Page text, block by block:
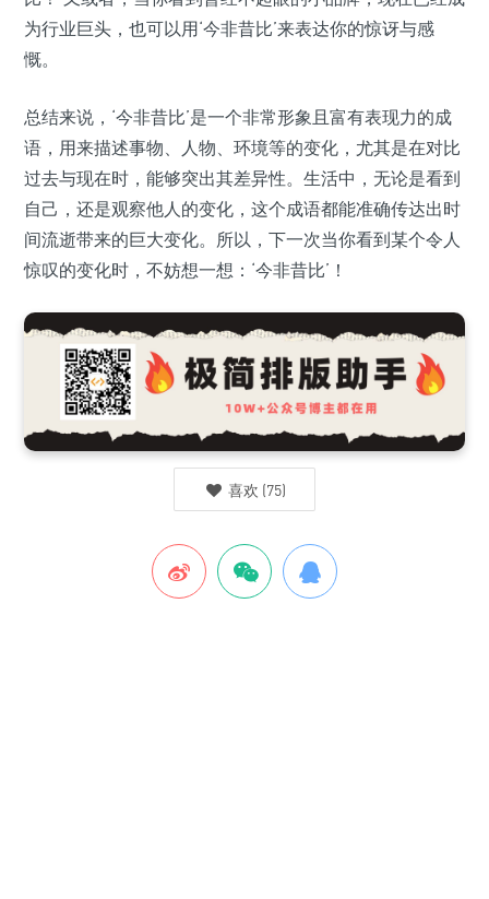
为行业巨头，也可以用‘今非昔比’来表达你的惊讶与感
慨。
总结来说，‘今非昔比’是一个非常形象且富有表现力的成
语，用来描述事物、人物、环境等的变化，尤其是在对比
过去与现在时，能够突出其差异性。生活中，无论是看到
自己，还是观察他人的变化，这个成语都能准确传达出时
间流逝带来的巨大变化。所以，下一次当你看到某个令人
惊叹的变化时，不妨想一想：‘今非昔比’！
喜欢 (75)